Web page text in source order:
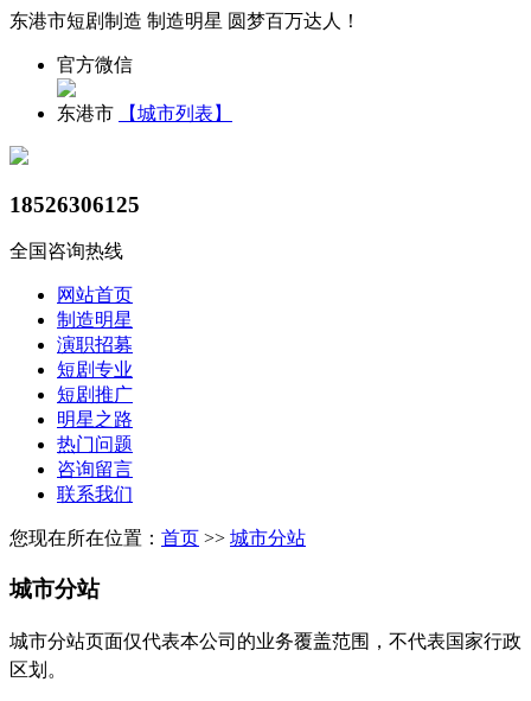
东港市短剧制造 制造明星 圆梦百万达人！
官方微信
东港市 【城市列表】
18526306125
全国咨询热线
网站首页
制造明星
演职招募
短剧专业
短剧推广
明星之路
热门问题
咨询留言
联系我们
您现在所在位置： 首页 >> 城市分站
城市分站
城市分站页面仅代表本公司的业务覆盖范围，不代表国家行政
区划。